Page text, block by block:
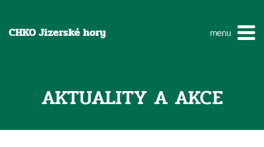
CHKO Jizerské hory menu
AKTUALITY A AKCE